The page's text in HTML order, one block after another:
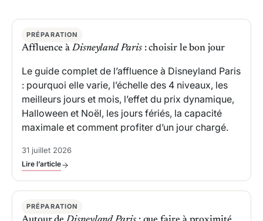
PRÉPARATION
Affluence àDisneyland Paris: choisir le bon jour
Le guide complet de l’affluence à Disneyland Paris
: pourquoi elle varie, l’échelle des 4 niveaux, les
meilleurs jours et mois, l’effet du prix dynamique,
Halloween et Noël, les jours fériés, la capacité
maximale et comment profiter d’un jour chargé.
31 juillet 2026
Lire l’article
PRÉPARATION